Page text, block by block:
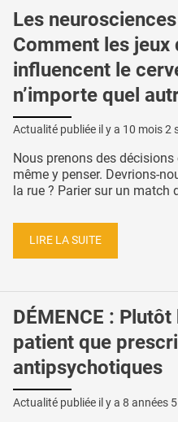
Les
Comment les jeux
influencent le
n’importe quel
Actualité publiée il y a 10 mois 2
Nous prenons des
même y penser. Devrions-
la rue ? Parier sur un match
LIRE LA SUITE
DÉMENCE :
patient que
antipsychotiques
Actualité publiée il y a 8 années